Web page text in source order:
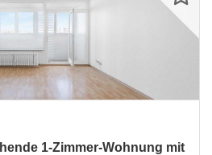
1-Zimmer-Wohnung mit